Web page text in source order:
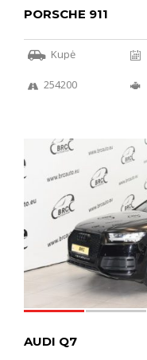
PORSCHE 911
Kupė
254200
56
AUDI Q7